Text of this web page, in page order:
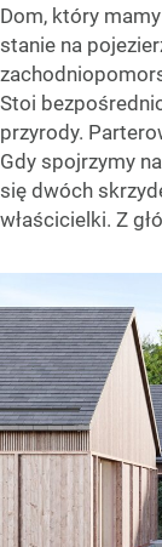
Dom, który
stanie na
Stoi
przyrody.
Gdy spojrzymy
się dwóch
właścicielki. Z